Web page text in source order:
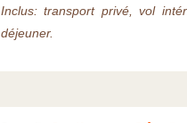
Inclus: transport privé, vol
déjeuner.